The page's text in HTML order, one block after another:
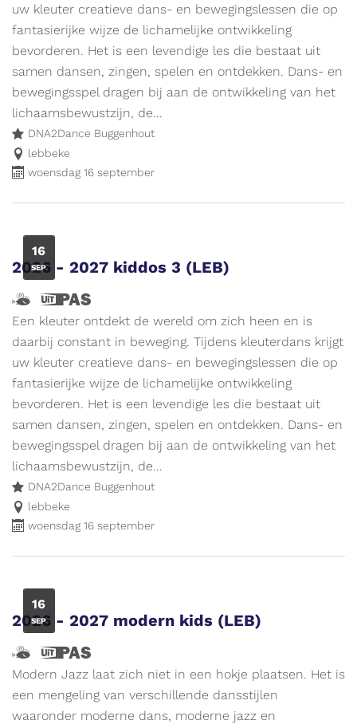
Vlieg
en
ik
wijs
de
weg
naar
leuke
activiteiten
Meer
info
op
www.vliegjemee.be!
UiTPAS
evenement.
uw kleuter creatieve dans- en bewegingslessen die op
fantasierijke wijze de lichamelijke ontwikkeling
bevorderen. Het is een levendige les die bestaat uit
samen dansen, zingen, spelen en ontdekken. Dans- en
bewegingsspel dragen bij aan de ontwikkeling van het
lichaamsbewustzijn, de...
DNA2Dance Buggenhout
lebbeke
woensdag 16 september
WO
16
SEP
2026 - 2027 kiddos 3 (LEB)
Hallo,
ik
ben
Vlieg
en
ik
wijs
de
weg
naar
leuke
activiteiten
Meer
info
op
www.vliegjemee.be!
Dit
is
een
UiTPAS
evenement.
Een kleuter ontdekt de wereld om zich heen en is
daarbij constant in beweging. Tijdens kleuterdans krijgt
uw kleuter creatieve dans- en bewegingslessen die op
fantasierijke wijze de lichamelijke ontwikkeling
bevorderen. Het is een levendige les die bestaat uit
samen dansen, zingen, spelen en ontdekken. Dans- en
bewegingsspel dragen bij aan de ontwikkeling van het
lichaamsbewustzijn, de...
DNA2Dance Buggenhout
lebbeke
woensdag 16 september
WO
16
SEP
2026 - 2027 modern kids (LEB)
Hallo,
ik
ben
Vlieg
Dit
is
een
UiTPAS
Modern Jazz laat zich niet in een hokje plaatsen. Het is
een mengeling van verschillende dansstijlen
waaronder moderne dans, moderne jazz en